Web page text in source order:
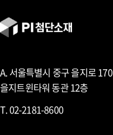
A. 서울특별시 중구 을지로 170
을지트윈타워 동관 12층
T. 02-2181-8600